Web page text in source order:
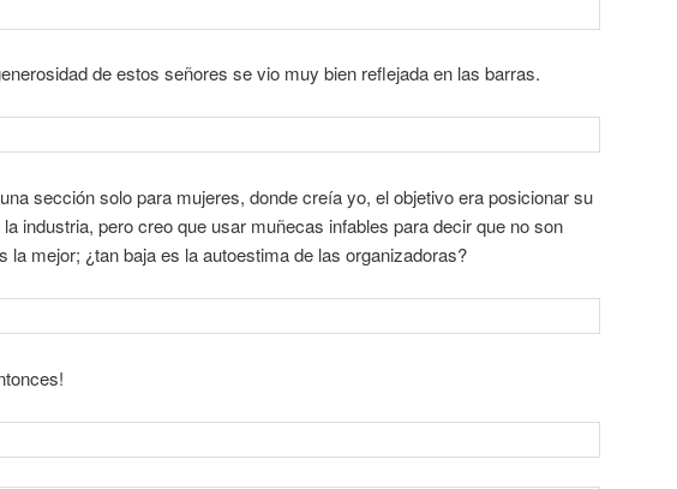
de estos señores se vio muy bien reflejada en las barras.
sección solo para mujeres, donde creía yo, el objetivo era posicionar su
industria, pero creo que usar muñecas infables para decir que no son
la mejor; ¿tan baja es la autoestima de las organizadoras?